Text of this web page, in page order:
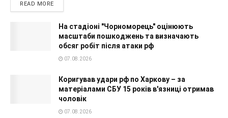
READ MORE
На стадіоні "Чорноморець" оцінюють
масштаби пошкоджень та визначають
обсяг робіт після атаки рф
07.08.2026
Коригував удари рф по Харкову – за
матеріалами СБУ 15 років в'язниці отримав
чоловік
07.08.2026